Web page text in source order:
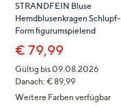
STRANDFEIN Bluse
Hemdblusenkragen Schlupf-
Form figurumspielend
€ 79,99
Gültig bis 09.08.2026
Danach: € 89,99
Weitere Farben verfügbar